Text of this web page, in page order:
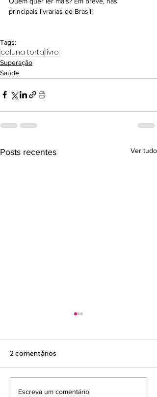
principais livrarias do Brasil!
Tags:
coluna torta livro
Superação
Saúde
Posts recentes Ver tudo
E a fisioterapia para
2 comentários
Escreva um comentário